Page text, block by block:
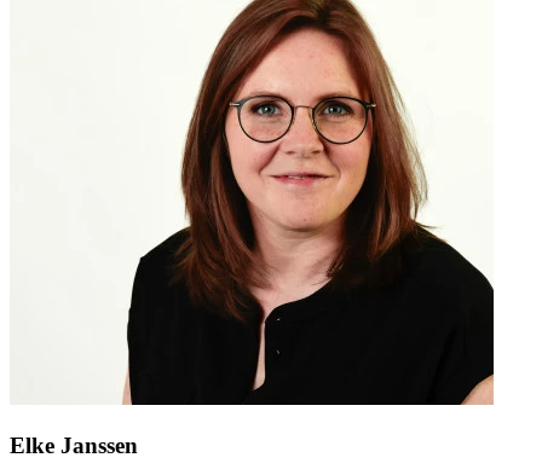
Elke Janssen